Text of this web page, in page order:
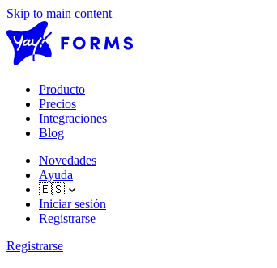
Skip to main content
Producto
Precios
Integraciones
Blog
Novedades
Ayuda
🇪🇸
Iniciar sesión
Registrarse
Registrarse